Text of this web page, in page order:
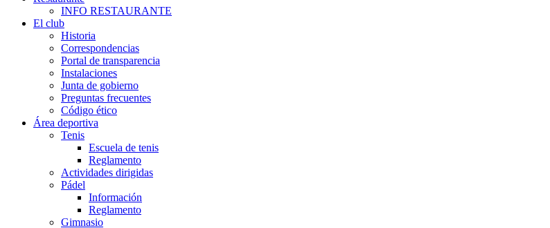
INFO RESTAURANTE
El club
Historia
Correspondencias
Portal de transparencia
Instalaciones
Junta de gobierno
Preguntas frecuentes
Código ético
Área deportiva
Tenis
Escuela de tenis
Reglamento
Actividades dirigidas
Pádel
Información
Reglamento
Gimnasio